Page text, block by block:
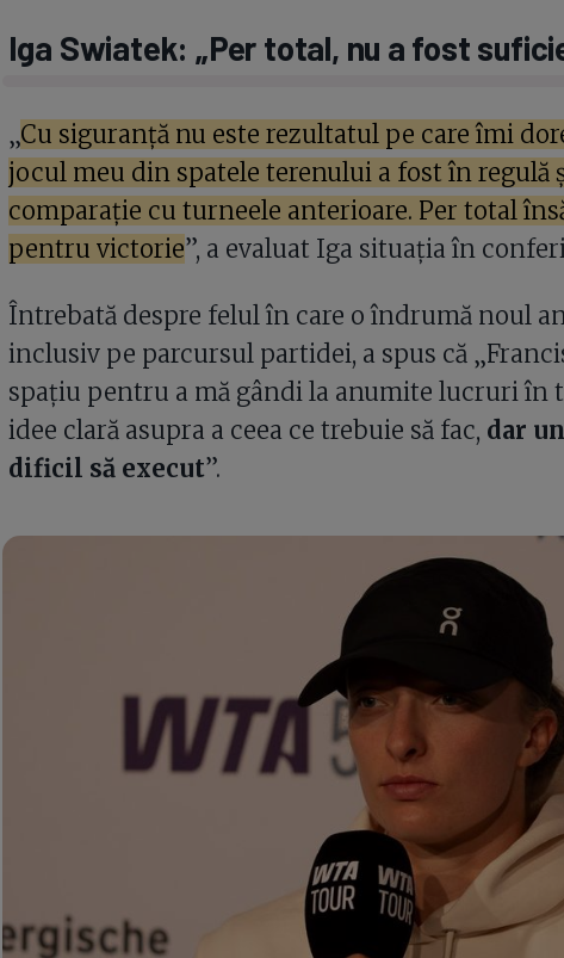
Iga Swiatek: „Per total, nu a fost
„Cu siguranță nu este rezultatul pe care îmi
jocul meu din spatele terenului a fost în regulă
comparație cu turneele anterioare. Per total
pentru victorie”, a evaluat Iga situația în
Întrebată despre felul în care o îndrumă noul
inclusiv pe parcursul partidei, a spus că
spațiu pentru a mă gândi la anumite lucruri în
idee clară asupra a ceea ce trebuie să fac, dar
dificil să execut”.